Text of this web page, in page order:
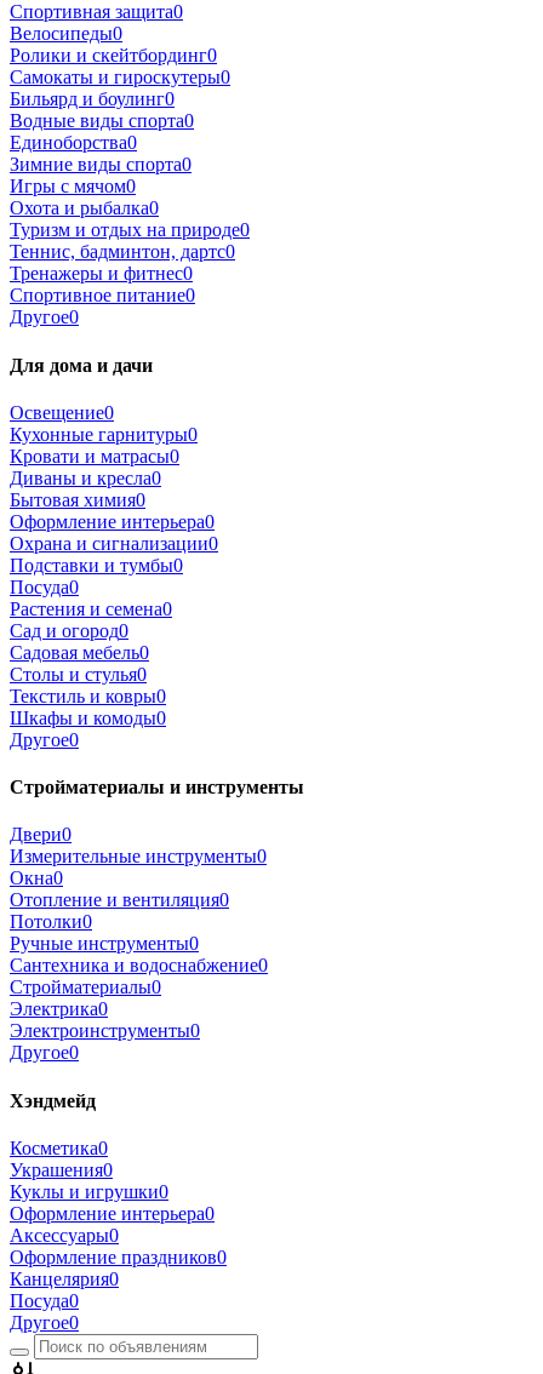
Спортивная защита0
Велосипеды0
Ролики и скейтбординг0
Самокаты и гироскутеры0
Бильярд и боулинг0
Водные виды спорта0
Единоборства0
Зимние виды спорта0
Игры с мячом0
Охота и рыбалка0
Туризм и отдых на природе0
Теннис, бадминтон, дартс0
Тренажеры и фитнес0
Спортивное питание0
Другое0
Для дома и дачи
Освещение0
Кухонные гарнитуры0
Кровати и матрасы0
Диваны и кресла0
Бытовая химия0
Оформление интерьера0
Охрана и сигнализации0
Подставки и тумбы0
Посуда0
Растения и семена0
Сад и огород0
Садовая мебель0
Столы и стулья0
Текстиль и ковры0
Шкафы и комоды0
Другое0
Стройматериалы и инструменты
Двери0
Измерительные инструменты0
Окна0
Отопление и вентиляция0
Потолки0
Ручные инструменты0
Сантехника и водоснабжение0
Стройматериалы0
Электрика0
Электроинструменты0
Другое0
Хэндмейд
Косметика0
Украшения0
Куклы и игрушки0
Оформление интерьера0
Аксессуары0
Оформление праздников0
Канцелярия0
Посуда0
Другое0